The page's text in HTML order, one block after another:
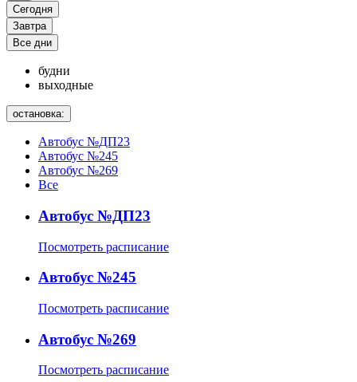
Сегодня
Завтра
Все дни
будни
выходные
остановка:
Автобус №ДП23
Автобус №245
Автобус №269
Все
Автобус №ДП23
Посмотреть расписание
Автобус №245
Посмотреть расписание
Автобус №269
Посмотреть расписание